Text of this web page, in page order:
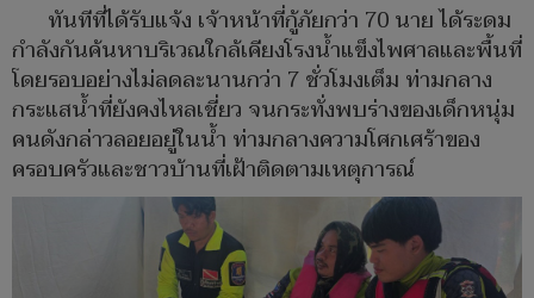
ทันทีที่ได้รับแจ้ง เจ้าหน้าที่กู้ภัยกว่า 70 นาย ได้ระดม
กำลังกันค้นหาบริเวณใกล้เคียงโรงน้ำแข็งไพศาลและพื้นที่
โดยรอบอย่างไม่ลดละนานกว่า 7 ชั่วโมงเต็ม ท่ามกลาง
กระแสน้ำที่ยังคงไหลเชี่ยว จนกระทั่งพบร่างของเด็กหนุ่ม
คนดังกล่าวลอยอยู่ในน้ำ ท่ามกลางความโศกเศร้าของ
ครอบครัวและชาวบ้านที่เฝ้าติดตามเหตุการณ์